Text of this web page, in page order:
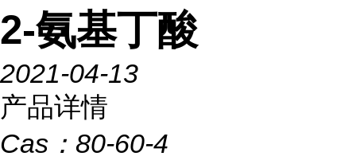
2-氨基丁酸
2021-04-13
产品详情
Cas： 80-60-4